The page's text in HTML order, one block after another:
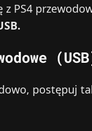
z PS4
postępuj